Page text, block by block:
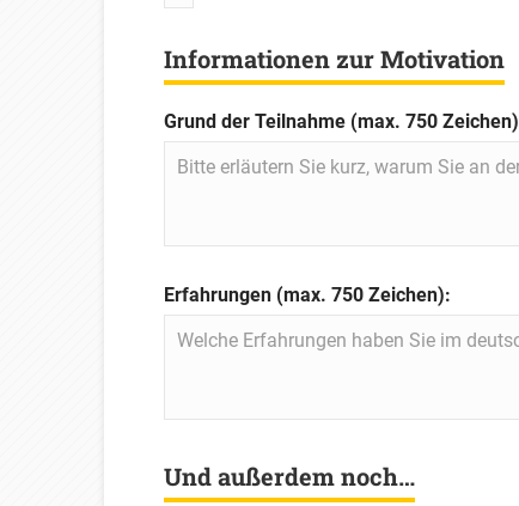
Informationen zur Motivation
Grund der Teilnahme (max. 750 Zeichen)
Erfahrungen (max. 750 Zeichen):
Und außerdem noch…